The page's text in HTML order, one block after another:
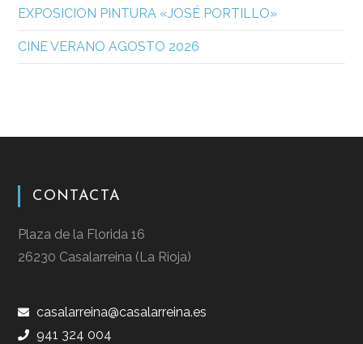
EXPOSICION PINTURA «JOSÉ PORTILLO»
CINE VERANO AGOSTO 2026
CONTACTA
Plaza de la Florida 16
26230 Casalarreina (La Rioja)
casalarreina@casalarreina.es
941 324 004